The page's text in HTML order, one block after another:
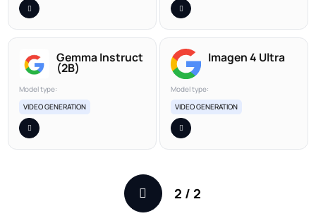
Gemma Instruct
(2B)
Model type:
VIDEO GENERATION
Imagen 4 Ultra
Model type:
VIDEO GENERATION
2 / 2